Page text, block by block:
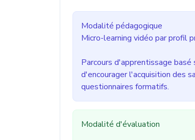
Modalité pédagogique
Micro-learning vidéo par profil
Parcours d'apprentissage basé
d'encourager l'acquisition des
questionnaires formatifs.
Modalité d'évaluation